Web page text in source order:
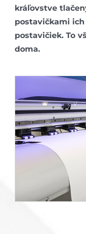
kráľovstve
postavičkami
postavičiek. To
doma.